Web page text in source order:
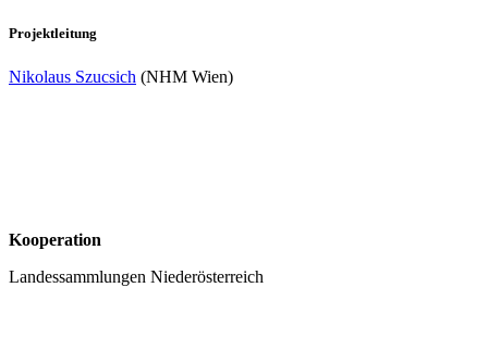
Projektleitung
Nikolaus Szucsich (NHM Wien)
Kooperation
Landessammlungen Niederösterreich